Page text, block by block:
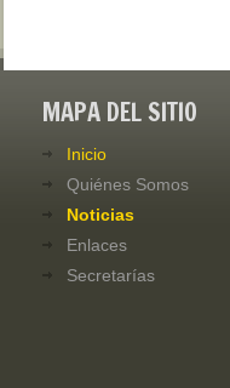
MAPA DEL SITIO
Inicio
Quiénes Somos
Noticias
Enlaces
Secretarías